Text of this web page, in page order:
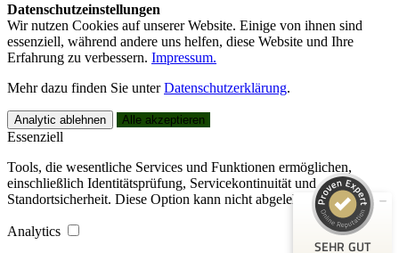
Datenschutzeinstellungen
Wir nutzen Cookies auf unserer Website. Einige von ihnen sind
essenziell, während andere uns helfen, diese Website und Ihre
Erfahrung zu verbessern. Impressum.
Mehr dazu finden Sie unterDatenschutzerklärung.
Analytic ablehnen Alle akzeptieren
Essenziell
Tools, die wesentliche Services und Funktionen ermöglichen,
einschließlich Identitätsprüfung, Servicekontinuität und
Standortsicherheit. Diese Option kann nicht abgelehnt werden.
Analytics
SEHR GUT
Kundenbewertungen und Erfahrungen zu
asia-pacific REISEN
SEHR GUT
4,91 / 5,00
45
Bewertungen auf
ProvenExpert.com
52